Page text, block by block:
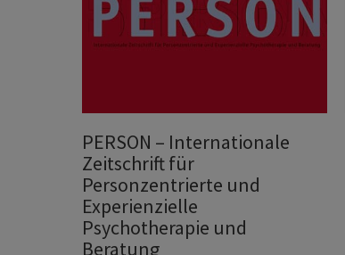
PERSON – Internationale
Zeitschrift für
Personzentrierte und
Experienzielle
Psychotherapie und
Beratung